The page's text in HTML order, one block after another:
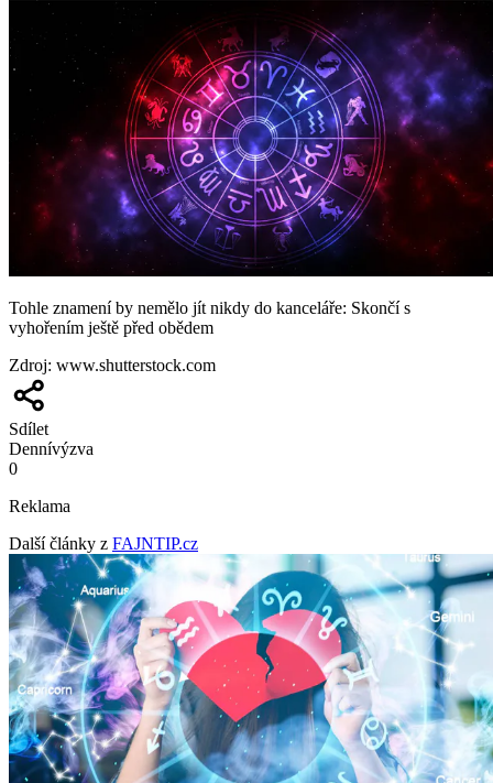
Tohle znamení by nemělo jít nikdy do kanceláře: Skončí s
vyhořením ještě před obědem
Zdroj: www.shutterstock.com
Sdílet
Dennívýzva
0
Reklama
Další články z FAJNTIP.cz